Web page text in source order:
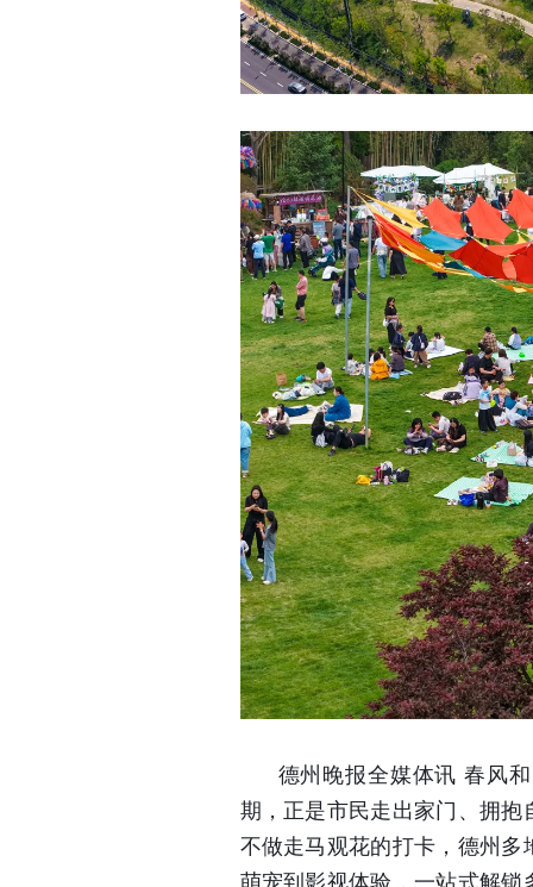
德州晚报全媒体讯 春风
期，正是市民走出家门、拥
不做走马观花的打卡，德州
萌宠到影视体验，一站式解